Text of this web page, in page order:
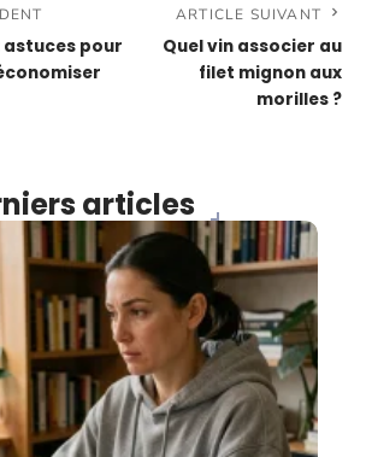
astuces pour
ARTICLE SUIVANT
Quel vin associer au
filet mignon aux
morilles ?
articles